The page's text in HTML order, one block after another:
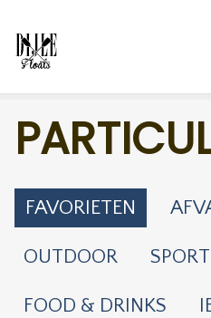
FAVORIETEN
OUTDOOR SPORT
FOOD & DRINKS